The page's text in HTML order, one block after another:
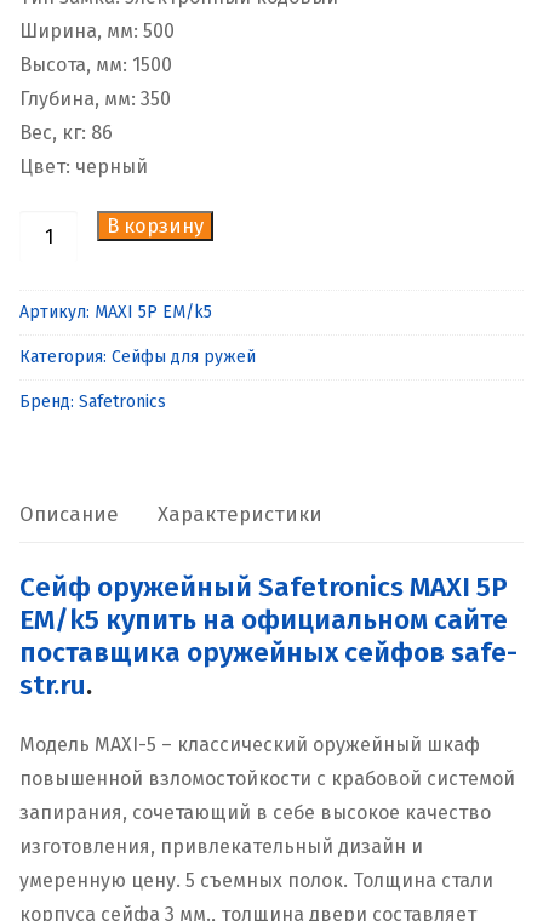
Ширина, мм: 500
Высота, мм: 1500
Глубина, мм: 350
Вес, кг: 86
Цвет: черный
Количество
оружейный
Safetronics
MAXI
В корзину
Артикул: MAXI 5P EM/k5
Категория: Сейфы для ружей
Бренд: Safetronics
Описание Характеристики
Сейф оружейный Safetronics MAXI 5P
EM/k5 купить на официальном сайте
поставщика оружейных сейфов safe-
str.ru.
Модель MAXI-5 – классический оружейный шкаф
повышенной взломостойкости с крабовой системой
запирания, сочетающий в себе высокое качество
изготовления, привлекательный дизайн и
умеренную цену. 5 съемных полок. Толщина стали
корпуса сейфа 3 мм., толщина двери составляет